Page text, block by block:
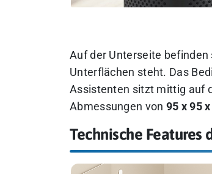
Auf der Unterseite befinden
Unterflächen steht. Das
Assistenten sitzt mittig auf
Abmessungen von 95 x 95
Technische Features